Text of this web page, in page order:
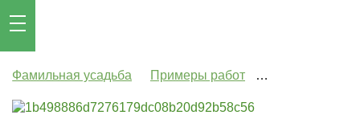
Фамильная усадьба Примеры работ Дом 11х12,5